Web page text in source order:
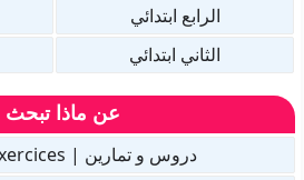
الرابع ابتدائي
الثاني ابتدائي
عن ماذا تبحث
دروس و تمارين | Cours et Exercices